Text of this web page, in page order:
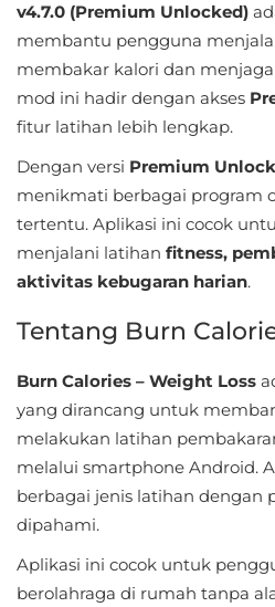
Puzzle
Racing
Role
Sandbox
Shooting
Standalone
Story-
Driven
Trivia
v4.7.0 (Premium Unlocked)
membantu pengguna
membakar kalori dan
mod ini hadir dengan akses
fitur latihan lebih lengkap.
Dengan versi Premium
menikmati berbagai program
tertentu. Aplikasi ini cocok
menjalani latihan fitness,
aktivitas kebugaran harian.
Tentang Burn
Burn Calories – Weight Loss
yang dirancang untuk
melakukan latihan
melalui smartphone Android.
berbagai jenis latihan dengan
dipahami.
Aplikasi ini cocok untuk
berolahraga di rumah tanpa